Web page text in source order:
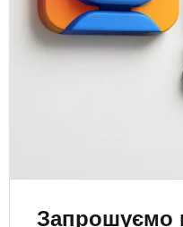
Запрошуємо